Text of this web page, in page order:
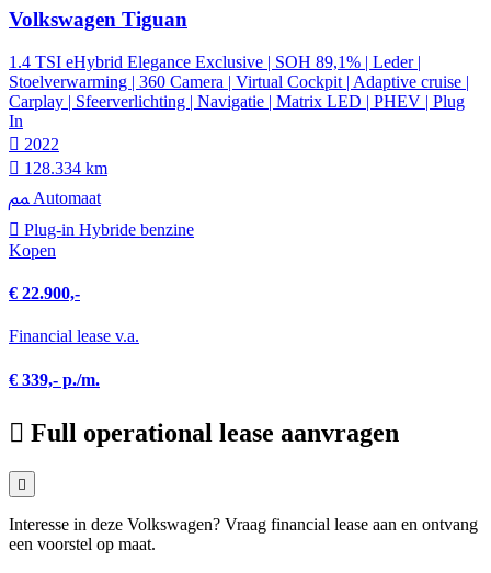
Volkswagen Tiguan
1.4 TSI eHybrid Elegance Exclusive | SOH 89,1% | Leder |
Stoelverwarming | 360 Camera | Virtual Cockpit | Adaptive cruise |
Carplay | Sfeerverlichting | Navigatie | Matrix LED | PHEV | Plug
In
2022
128.334 km
Automaat
Plug-in Hybride benzine
Kopen
€ 22.900,-
Financial lease v.a.
€ 339,- p./m.
Full operational lease aanvragen
Interesse in deze Volkswagen? Vraag financial lease aan en ontvang
een voorstel op maat.